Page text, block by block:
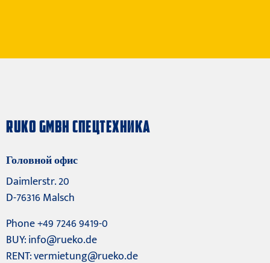
RUKO GMBH СПЕЦТЕХНИКА
Головной офис
Daimlerstr. 20
D-76316 Malsch
Phone +49 7246 9419-0
BUY:info@rueko.de
RENT:vermietung@rueko.de